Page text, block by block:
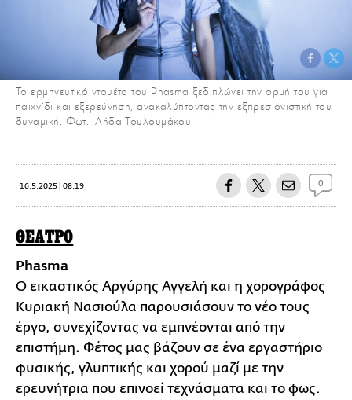
To ερμηνευτικό ντουέτο του Phasma ξεδιπλώνει την ορμή του για
παιχνίδι και εξερεύνηση, ανακαλύπτοντας την εξπρεσιονιστική του
δυναμική. Φωτ.: Λήδα Τουλουμάκου
16.5.2025 | 08:19 0
ΘΕΑΤΡΟ
Phasma
O εικαστικός Αργύρης Αγγελή και η χορογράφος
Κυριακή Νασιούλα παρουσιάσουν το νέο τους
έργο, συνεχίζοντας να εμπνέονται από την
επιστήμη. Φέτος μας βάζουν σε ένα εργαστήριο
φυσικής, γλυπτικής και χορού μαζί με την
ερευνήτρια που επινοεί τεχνάσματα και το φως.